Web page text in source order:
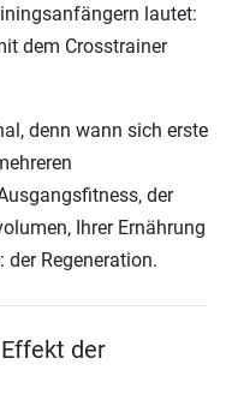
lautet:
dem Crosstrainer
denn wann sich erste
der
Ihrer Ernährung
Regeneration.
der